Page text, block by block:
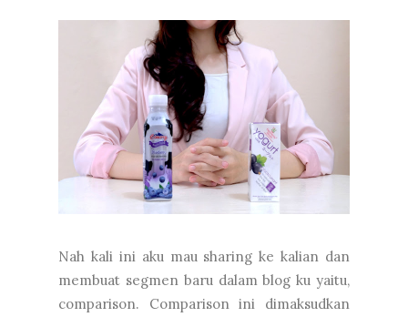
Nah kali ini aku mau sharing ke kalian dan
membuat segmen baru dalam blog ku yaitu,
comparison. Comparison ini dimaksudkan